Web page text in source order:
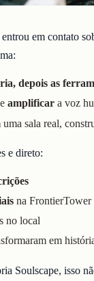
em contato
depois as
amplificar a voz
uma sala real,
e direto:
na FrontierTower
no local
em
Soulscape, isso